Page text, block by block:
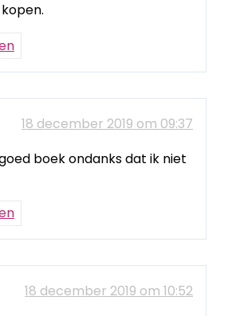
18 december 2019 om 09:37
boek ondanks dat ik niet
18 december 2019 om 10:52